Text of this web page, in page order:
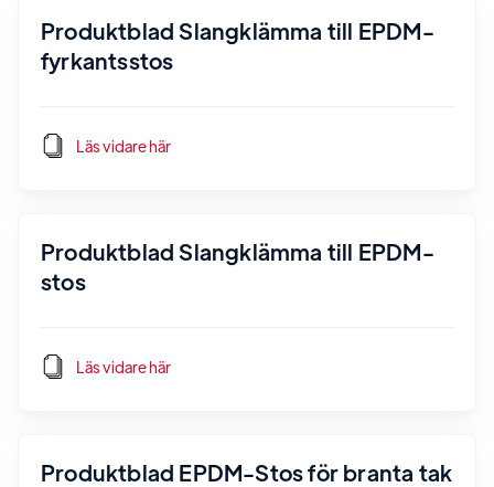
Produktblad Slangklämma till EPDM-
fyrkantsstos
Läs vidare här
Produktblad Slangklämma till EPDM-
stos
Läs vidare här
Produktblad EPDM-Stos för branta tak